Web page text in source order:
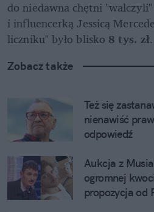
do niedawna chętni
i influencerką Jessicą
liczniku" było blisko 8 tys. zł.
Zobacz także
Też się
nienawiść
odpowiedź
Aukcja z
ogromnej
propozycja od